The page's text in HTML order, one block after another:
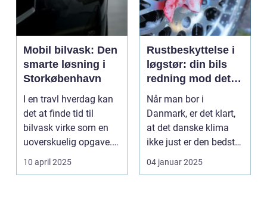
Mobil bilvask: Den
smarte løsning i
Storkøbenhavn
I en travl hverdag kan
det at finde tid til
bilvask virke som en
uoverskuelig opgave.
Især i S...
10 april 2025
Rustbeskyttelse i
løgstør: din bils
redning mod det
danske klima
Når man bor i
Danmark, er det klart,
at det danske klima
ikke just er den bedste
ven for bilen...
04 januar 2025